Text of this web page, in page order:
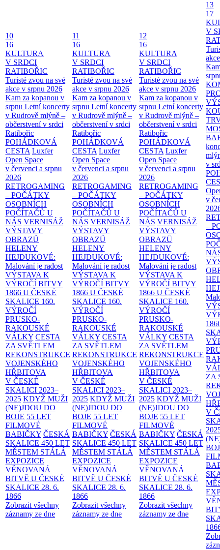
10
16
KULTURA
V SRDCI
RATIBOŘIC
Turisté zvou na své
akce v srpnu 2026
Kam za kopanou v
srpnu Letní koncerty
v Rudrově mlýně –
občerstvení v srdci
Ratibořic
POHÁDKOVÁ
CESTA Luxfer
Open Space
v červenci a srpnu
2026
RETROGAMING
– POČÁTKY
OSOBNÍCH
POČÍTAČŮ U
NÁS VERNISÁŽ
VÝSTAVY
OBRAZŮ
HELENY
HEJDUKOVÉ:
Malování je radost
VÝSTAVA K
VÝROČÍ BITVY
1866 U ČESKÉ
SKALICE 160.
VÝROČÍ
PRUSKO-
RAKOUSKÉ
VÁLKY CESTA
ZA SVĚTLEM
REKONSTRUKCE
VOJENSKÉHO
HŘBITOVA
V ČESKÉ
SKALICI 2023–
2025 KDYŽ MUŽI
(NE)JDOU DO
BOJE 55 LET
FILMOVÉ
BABIČKY ČESKÁ
SKALICE 450 LET
MĚSTEM STÁLÁ
EXPOZICE
VĚNOVANÁ
BITVĚ U ČESKÉ
SKALICE 28. 6.
1866
Zobrazit všechny
záznamy ze dne
11
16
KULTURA
V SRDCI
RATIBOŘIC
Turisté zvou na své
akce v srpnu 2026
Kam za kopanou v
srpnu Letní koncerty
v Rudrově mlýně –
občerstvení v srdci
Ratibořic
POHÁDKOVÁ
CESTA Luxfer
Open Space
v červenci a srpnu
2026
RETROGAMING
– POČÁTKY
OSOBNÍCH
POČÍTAČŮ U
NÁS VERNISÁŽ
VÝSTAVY
OBRAZŮ
HELENY
HEJDUKOVÉ:
Malování je radost
VÝSTAVA K
VÝROČÍ BITVY
1866 U ČESKÉ
SKALICE 160.
VÝROČÍ
PRUSKO-
RAKOUSKÉ
VÁLKY CESTA
ZA SVĚTLEM
REKONSTRUKCE
VOJENSKÉHO
HŘBITOVA
V ČESKÉ
SKALICI 2023–
2025 KDYŽ MUŽI
(NE)JDOU DO
BOJE 55 LET
FILMOVÉ
BABIČKY ČESKÁ
SKALICE 450 LET
MĚSTEM STÁLÁ
EXPOZICE
VĚNOVANÁ
BITVĚ U ČESKÉ
SKALICE 28. 6.
1866
Zobrazit všechny
záznamy ze dne
12
16
KULTURA
V SRDCI
RATIBOŘIC
Turisté zvou na své
akce v srpnu 2026
Kam za kopanou v
srpnu Letní koncerty
v Rudrově mlýně –
občerstvení v srdci
Ratibořic
POHÁDKOVÁ
CESTA Luxfer
Open Space
v červenci a srpnu
2026
RETROGAMING
– POČÁTKY
OSOBNÍCH
POČÍTAČŮ U
NÁS VERNISÁŽ
VÝSTAVY
OBRAZŮ
HELENY
HEJDUKOVÉ:
Malování je radost
VÝSTAVA K
VÝROČÍ BITVY
1866 U ČESKÉ
SKALICE 160.
VÝROČÍ
PRUSKO-
RAKOUSKÉ
VÁLKY CESTA
ZA SVĚTLEM
REKONSTRUKCE
VOJENSKÉHO
HŘBITOVA
V ČESKÉ
SKALICI 2023–
2025 KDYŽ MUŽI
(NE)JDOU DO
BOJE 55 LET
FILMOVÉ
BABIČKY ČESKÁ
SKALICE 450 LET
MĚSTEM STÁLÁ
EXPOZICE
VĚNOVANÁ
BITVĚ U ČESKÉ
SKALICE 28. 6.
1866
Zobrazit všechny
záznamy ze dne
13
17
V
v
v
–
ZA
V